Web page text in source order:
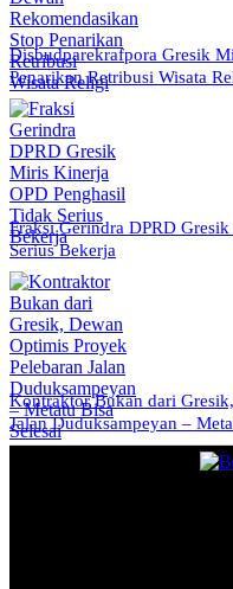
Disbudparekrafpora Gresik
Penarikan Retribusi Wisata
Fraksi Gerindra DPRD
Serius Bekerja
Kontraktor Bukan dari
Jalan Duduksampeyan –